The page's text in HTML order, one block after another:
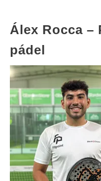
Álex Rocca –
pádel